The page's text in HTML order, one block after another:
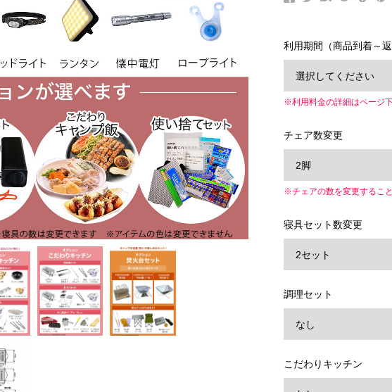
利用期間（商品到着～
※利用料金の詳細はページ
チェア数変更
※チェアの数を変更するこ
寝具セット数変更
調理セット
こだわりキッチン